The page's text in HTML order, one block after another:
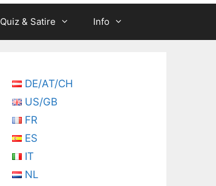
Quiz & Satire Info
DE/AT/CH
US/GB
FR
ES
IT
NL